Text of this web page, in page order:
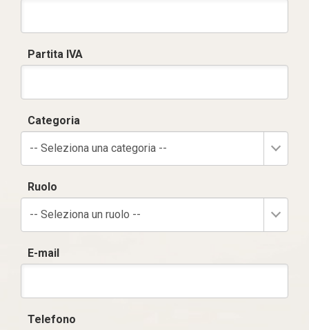
Partita IVA
Categoria
-- Seleziona una categoria --
Ruolo
-- Seleziona un ruolo --
E-mail
Telefono